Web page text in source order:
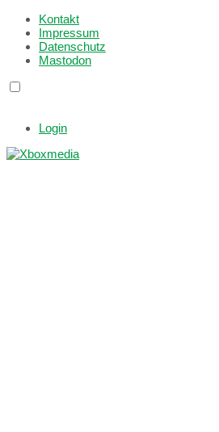
Kontakt
Impressum
Datenschutz
Mastodon
Login